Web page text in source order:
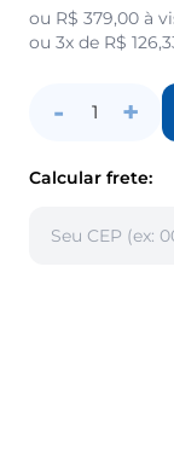
ou R$ 379,00 à
ou 3x de R$
- 1 +
Calcular frete: